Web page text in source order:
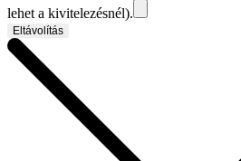
lehet a kivitelezésnél).
Eltávolítás